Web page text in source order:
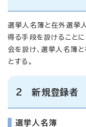
選挙人名簿と在外選挙
得る手段を設けること
会を設け、選挙人名簿
とする。
2 新規登録者
選挙人名簿